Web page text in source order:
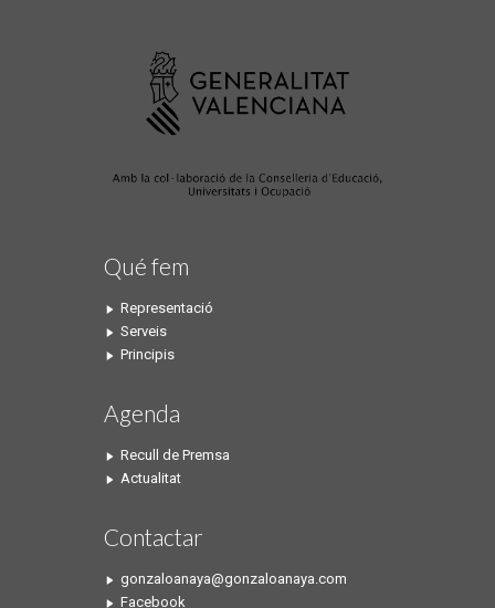
Qué fem
Representació
Serveis
Principis
Agenda
Recull de Premsa
Actualitat
Contactar
gonzaloanaya@gonzaloanaya.com
Facebook